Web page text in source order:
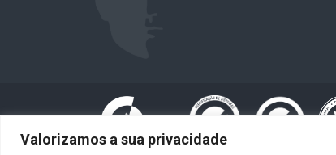
Valorizamos a sua privacidade